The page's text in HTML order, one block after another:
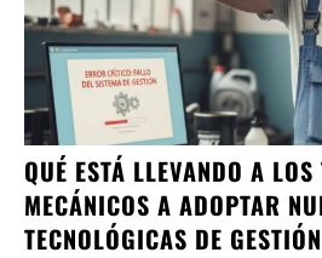
QUÉ ESTÁ LLEVANDO A LOS
MECÁNICOS A ADOPTAR
TECNOLÓGICAS DE GESTIÓN